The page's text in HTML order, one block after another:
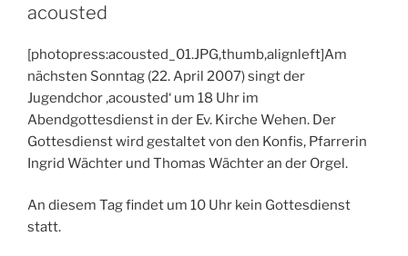
acousted
[photopress:acousted_01.JPG,thumb,alignleft]Am
nächsten Sonntag (22. April 2007) singt der
Jugendchor ‚acousted‘ um 18 Uhr im
Abendgottesdienst in der Ev. Kirche Wehen. Der
Gottesdienst wird gestaltet von den Konfis, Pfarrerin
Ingrid Wächter und Thomas Wächter an der Orgel.
An diesem Tag findet um 10 Uhr kein Gottesdienst
statt.